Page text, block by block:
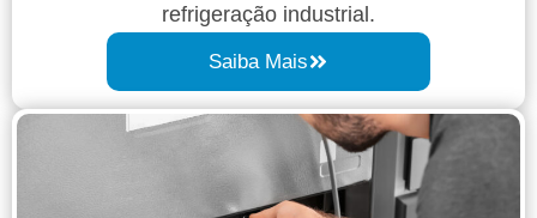
refrigeração industrial.
Saiba Mais